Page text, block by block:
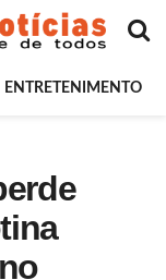
ENTRETENIMENTO